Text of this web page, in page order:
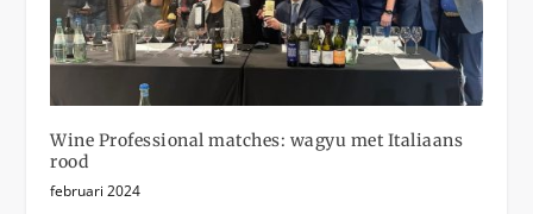
Wine Professional matches: wagyu met Italiaans
rood
februari 2024